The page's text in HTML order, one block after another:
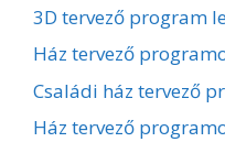
3D tervező program
Ház tervező
Családi ház tervező
Ház tervező